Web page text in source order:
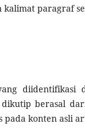
paragraf
diidentifikasi
berasal
pada konten asli